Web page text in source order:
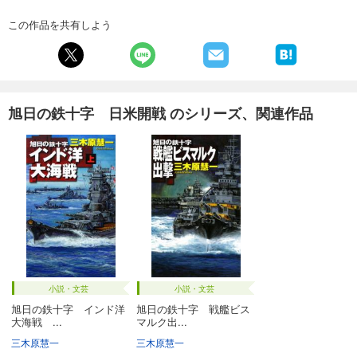
この作品を共有しよう
旭日の鉄十字 日米開戦 のシリーズ、関連作品
小説・文芸
旭日の鉄十字 インド洋
大海戦 ...
三木原慧一
小説・文芸
旭日の鉄十字 戦艦ビス
マルク出...
三木原慧一